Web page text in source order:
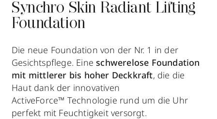
Synchro Skin Radiant Lifting
Foundation
Die neue Foundation von der Nr. 1 in der
Gesichtspflege. Eine schwerelose Foundation
mit mittlerer bis hoher Deckkraft, die die
Haut dank der innovativen
ActiveForce™ Technologie rund um die Uhr
perfekt mit Feuchtigkeit versorgt.